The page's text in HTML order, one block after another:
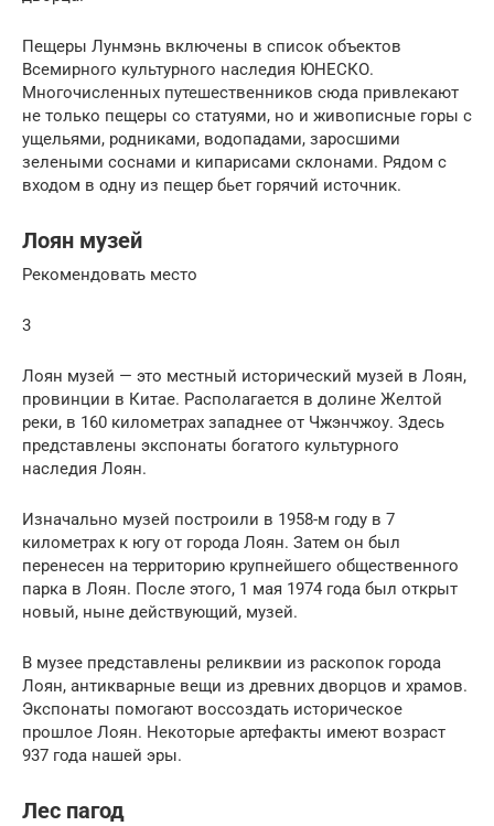
Пещеры Лунмэнь включены в список объектов
Всемирного культурного наследия ЮНЕСКО.
Многочисленных путешественников сюда привлекают
не только пещеры со статуями, но и живописные горы с
ущельями, родниками, водопадами, заросшими
зелеными соснами и кипарисами склонами. Рядом с
входом в одну из пещер бьет горячий источник.
Лоян музей
Рекомендовать место
3
Лоян музей — это местный исторический музей в Лоян,
провинции в Китае. Располагается в долине Желтой
реки, в 160 километрах западнее от Чжэнчжоу. Здесь
представлены экспонаты богатого культурного
наследия Лоян.
Изначально музей построили в 1958-м году в 7
километрах к югу от города Лоян. Затем он был
перенесен на территорию крупнейшего общественного
парка в Лоян. После этого, 1 мая 1974 года был открыт
новый, ныне действующий, музей.
В музее представлены реликвии из раскопок города
Лоян, антикварные вещи из древних дворцов и храмов.
Экспонаты помогают воссоздать историческое
прошлое Лоян. Некоторые артефакты имеют возраст
937 года нашей эры.
Лес пагод